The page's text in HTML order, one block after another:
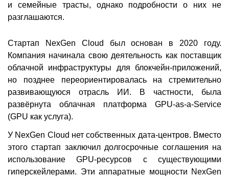
и семейные трасты, однако подробности о них не
разглашаются.
Стартап NexGen Cloud был основан в 2020 году.
Компания начинала свою деятельность как поставщик
облачной инфраструктуры для блокчейн-приложений,
но позднее переориентировалась на стремительно
развивающуюся отрасль ИИ. В частности, была
развёрнута облачная платформа GPU-as-a-Service
(GPU как услуга).
У NexGen Cloud нет собственных дата-центров. Вместо
этого стартап заключил долгосрочные соглашения на
использование GPU-ресурсов с существующими
гиперскейлерами. Эти аппаратные мощности NexGen